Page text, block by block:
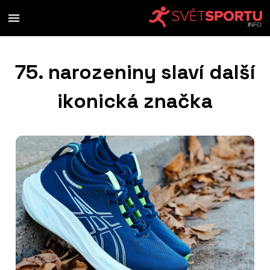
75. narozeniny slaví další
ikonická značka